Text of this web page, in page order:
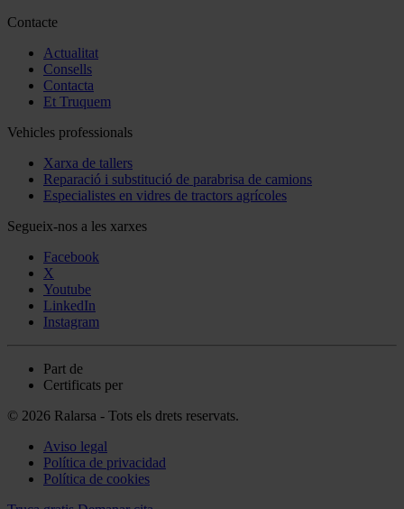
Contacte
Actualitat
Consells
Contacta
Et Truquem
Vehicles professionals
Xarxa de tallers
Reparació i substitució de parabrisa de camions
Especialistes en vidres de tractors agrícoles
Segueix-nos a les xarxes
Facebook
X
Youtube
LinkedIn
Instagram
Part de
Certificats per
© 2026 Ralarsa - Tots els drets reservats.
Aviso legal
Política de privacidad
Política de cookies